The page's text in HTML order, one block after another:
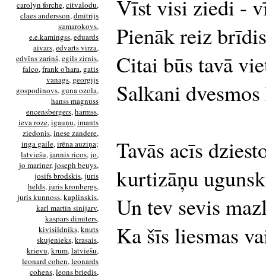
carolyn forche,citvalodu,
claes andersson,dmitrijs
sumarokovs,
e.e.kamingss,eduards
aivars,edvarts virza,
edvīns zariņš,egils zirnis,
falco,frank o'hara, gatis
vanags, georgijs
gospodinovs, guna ozola,
hanss magnuss
encensbergers,harmss,
ieva roze,igauņu,imants
ziedonis,inese zandere,
inga gaile,irēna auziņa;
latviešu,jannis ricos,jo,
jo mariner,joseph beuys,
josifs brodskis,juris
helds,juris kronbergs,
juris kunnoss,kaplinskis,
karl martin sinijarv,
kaspars dimiters,
kivisildniks,knuts
skujenieks,krasais,
krievu,krum,latviešu,
leonard cohen,leonards
cohens,leons briedis,
Vīst visi ziedi -
Pienāk reiz
Citai būs tavā
Salkani
Tavās acīs
kurtizāņu
Un tev sevis
Ka šīs liesmas